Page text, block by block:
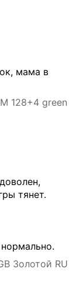
мама в
128+4 green
тянет.
Золотой RU